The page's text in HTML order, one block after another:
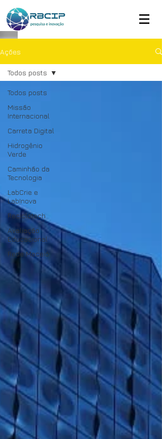
Ações
Todos posts
Missão
Internacional
Carreta Digital
Hidrogênio
Verde
Caminhão da
Tecnologia
LabCrie e
LabInova
Reciclotech
Avaliação
Educacional
Rede Maceió
Todos posts